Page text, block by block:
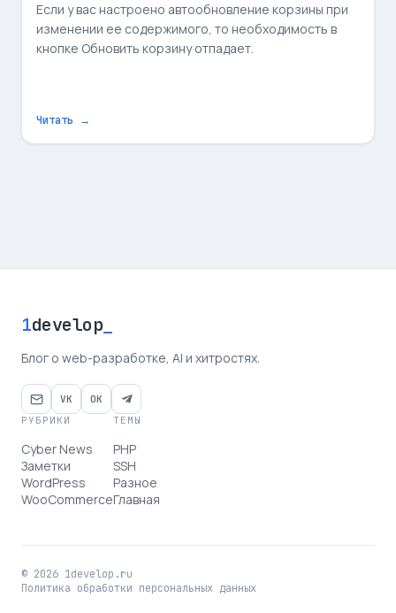
Если у вас настроено автообновление корзины при
изменении ее содержимого, то необходимость в
кнопке Обновить корзину отпадает.
Читать →
1develop
Блог о web-разработке, AI и хитростях.
VK
OK
РУБРИКИ
Cyber News
Заметки
WordPress
WooCommerce
ТЕМЫ
PHP
SSH
Разное
Главная
© 2026 1develop.ru
Политика обработки персональных данных